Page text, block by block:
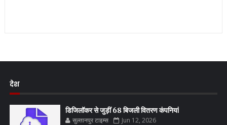
देश
डिजिलॉकर से जुड़ीं 68 बिजली वितरण कंपनियां
सुल्तानपुर टाइम्स Jun 12, 2026